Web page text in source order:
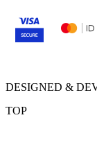
DESIGNED &
TOP